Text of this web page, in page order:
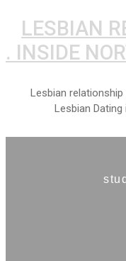
LESBIAN
INSIDE
Lesbian
Lesbian